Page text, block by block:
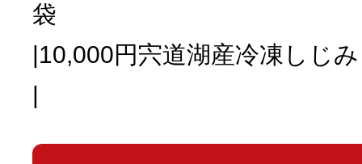
袋
|10,000円宍道湖産冷凍しじみ
|